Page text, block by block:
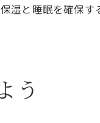
と睡眠を確保
う